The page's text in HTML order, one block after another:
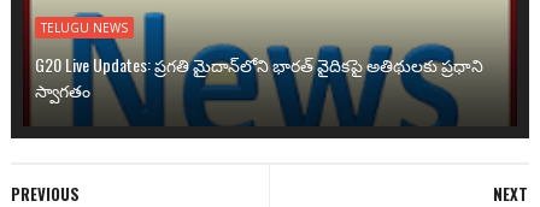
TELUGU NEWS
G20 Live Updates: ప్రగతి మైదాన్‌లోని భారత్ వైదికపై అతిథులకు ప్రధాని
స్వాగతం
NEXT
PREVIOUS